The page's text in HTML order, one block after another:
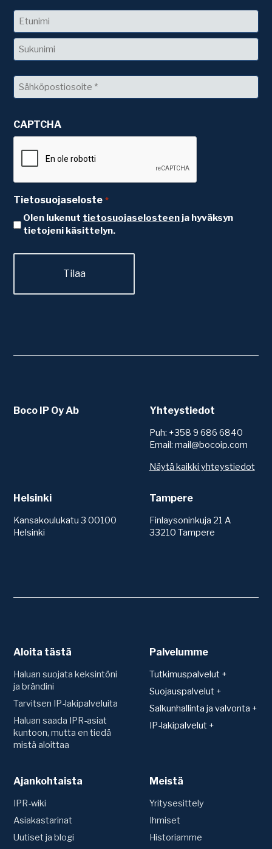
Nimi
Etunimi
Sähköposti
*
CAPTCHA
Tietosuojaseloste *
Olen lukenut tietosuojaselosteen ja hyväksyn
tietojeni käsittelyn.
Boco IP Oy Ab Yhteystiedot
Puh: +358 9 686 6840
Email: mail@bocoip.com
Näytä kaikki yhteystiedot
Helsinki
Kansakoulukatu 3 00100
Helsinki
Tampere
Finlaysoninkuja 21 A
33210 Tampere
Aloita tästä
Haluan suojata keksintöni
ja brändini
Tarvitsen IP-lakipalveluita
Haluan saada IPR-asiat
kuntoon, mutta en tiedä
mistä aloittaa
Palvelumme
Tutkimuspalvelut +
Patentit
Teknologiakartoitus
(FTO)
Tavaramerkit
Suojauspalvelut +
Suojan hakeminen ja
Mallisuoja
Tavaramerkki
Salkunhallinta ja valvonta +
Salkunhallinta
IPR-vakuutus
Vuosimaksut ja uudistukset
Valvonta
Patenttirekisterien valvonta
IP-lakipalvelut +
Oikeudenkäynnit
Väite- ja
Ajankohtaista
IPR-wiki
Asiakastarinat
Uutiset ja blogi
Meistä
Yritysesittely
Ihmiset
Historiamme